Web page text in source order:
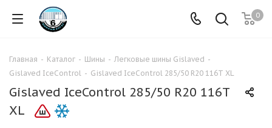
0
Главная - Каталог - Шины - Легковые шины Gislaved -
Gislaved IceControl - Gislaved IceControl 285/50 R20 116T XL
Gislaved IceControl 285/50 R20 116T
XL